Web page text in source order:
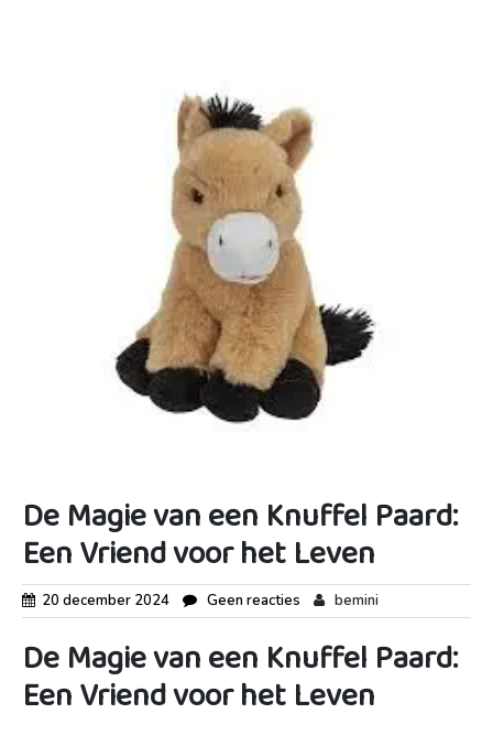
De Magie van een Knuffel Paard:
Een Vriend voor het Leven
20 december 2024 Geen reacties bemini
De Magie van een Knuffel Paard:
Een Vriend voor het Leven